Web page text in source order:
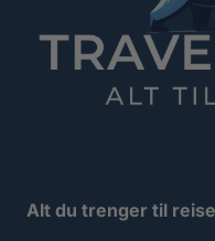
Alt du trenger til